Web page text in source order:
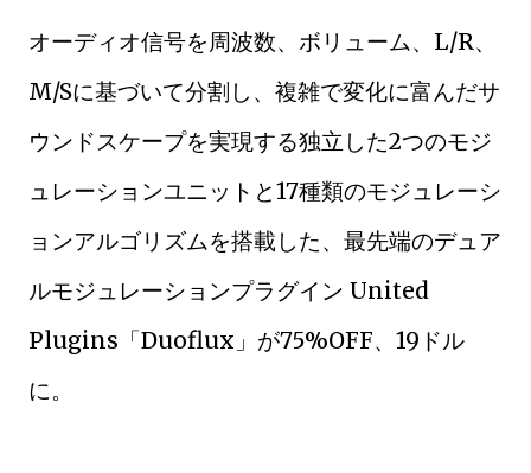
オーディオ信号を周波数、ボリューム、L/R、
M/Sに基づいて分割し、複雑で変化に富んだサ
ウンドスケープを実現する独立した2つのモジ
ュレーションユニットと17種類のモジュレーシ
ョンアルゴリズムを搭載した、最先端のデュア
ルモジュレーションプラグイン United
Plugins「Duoflux」が75%OFF、19ドル
に。